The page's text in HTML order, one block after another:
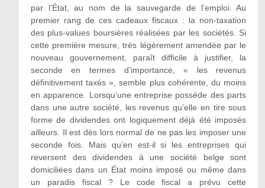
par l’État, au nom de la sauvegarde de l’emploi. Au
premier rang de ces cadeaux fiscaux : la non-taxation
des plus-values boursières réalisées par les sociétés. Si
cette première mesure, très légèrement amendée par le
nouveau gouvernement, paraît difficile à justifier, la
seconde en termes d’importance, « les revenus
définitivement taxés », semble plus cohérente, du moins
en apparence. Lorsqu’une entreprise possède des parts
dans une autre société, les revenus qu’elle en tire sous
forme de dividendes ont logiquement déjà été imposés
ailleurs. Il est dès lors normal de ne pas les imposer une
seconde fois. Mais qu’en est-il si les entreprises qui
reversent des dividendes à une société belge sont
domiciliées dans un État moins imposé ou même dans
un paradis fiscal ? Le code fiscal a prévu cette